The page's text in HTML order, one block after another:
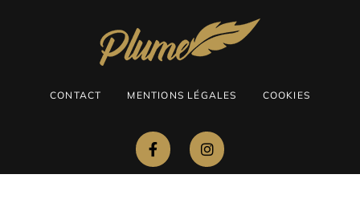
CONTACT MENTIONS LÉGALES COOKIES